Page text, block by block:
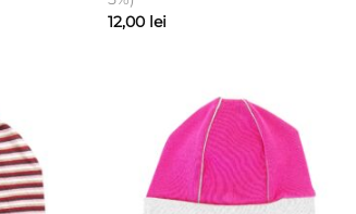
12,00 lei